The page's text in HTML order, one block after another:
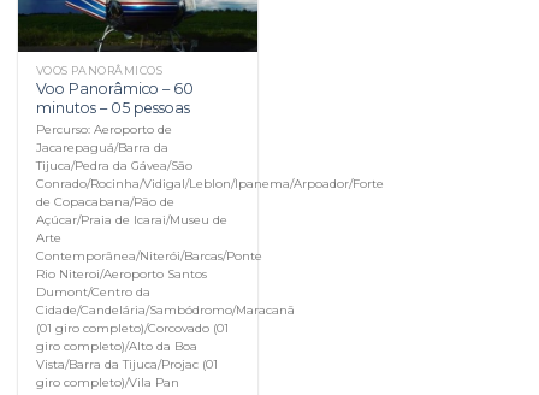
VOOS PANORÂMICOS
Voo Panorâmico – 60
minutos – 05 pessoas
Percurso: Aeroporto de
Jacarepaguá/Barra da
Tijuca/Pedra da Gávea/São
Conrado/Rocinha/Vidigal/Leblon/Ipanema/Arpoador/Forte
de Copacabana/Pão de
Açúcar/Praia de Icarai/Museu de
Arte
Contemporânea/Niterói/Barcas/Ponte
Rio Niteroi/Aeroporto Santos
Dumont/Centro da
Cidade/Candelária/Sambódromo/Maracanã
(01 giro completo)/Corcovado (01
giro completo)/Alto da Boa
Vista/Barra da Tijuca/Projac (01
giro completo)/Vila Pan